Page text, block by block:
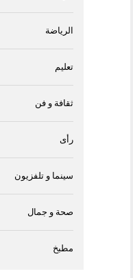
الرياضة
تعليم
ثقافة و فن
رأى
سينما و تلفزيون
صحة و جمال
مطبخ